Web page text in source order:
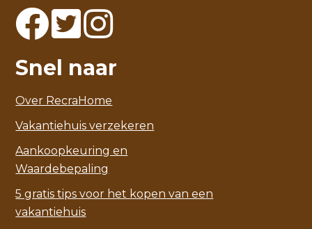
Snel naar
Over RecraHome
Vakantiehuis verzekeren
Aankoopkeuring en
Waardebepaling
5 gratis tips voor het kopen van een
vakantiehuis